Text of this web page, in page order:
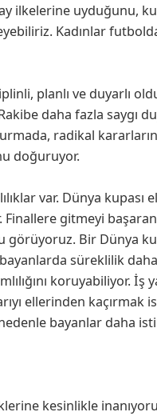
ilkelerine uyduğunu,
Kadınlar
planlı ve duyarlı
daha fazla saygı
radikal kararların
doğuruyor.
var. Dünya kupası
gitmeyi başaran
Bir Dünya
süreklilik
koruyabiliyor. İş
ellerinden kaçırmak
bayanlar daha
kesinlikle